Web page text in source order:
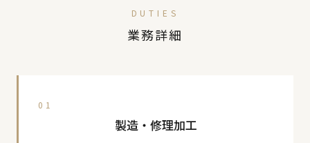
DUTIES
業務詳細
01
製造・修理加工